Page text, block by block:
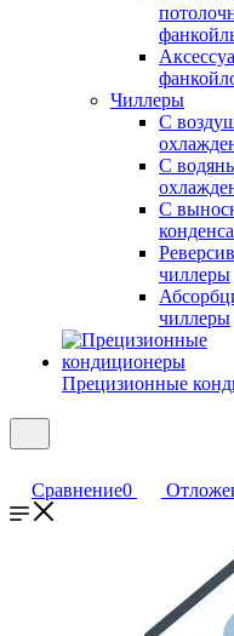
Чиллеры
С
С
С
чиллеры
чиллеры
Прецизионные
Сравнение0